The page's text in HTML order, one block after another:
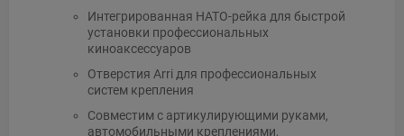
Интегрированная НАТО-рейка для быстрой
установки профессиональных
киноаксессуаров
Отверстия Arri для профессиональных
систем крепления
Совместим с артикулирующими руками,
автомобильными креплениями,